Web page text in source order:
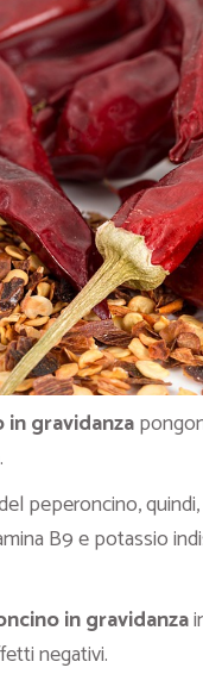
gravidanza
peperoncino,
B9 e potassio
in gravidanza
negativi.